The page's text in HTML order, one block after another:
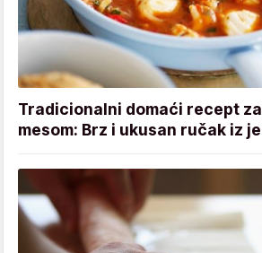
Tradicionalni domaći recept
mesom: Brz i ukusan ručak iz